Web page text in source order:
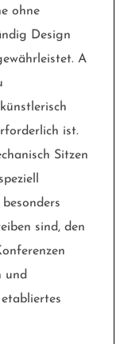
ohne
Design
A
ist.
Sitzen
sind, den
und